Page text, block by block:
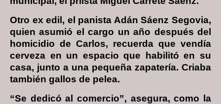
Otro ex edil, el panista Adán Sáenz Segovia,
quien asumió el cargo un año después del
homicidio de Carlos, recuerda que vendía
cerveza en un espacio que habilitó en su
casa, junto a una pequeña zapatería. Criaba
también gallos de pelea.
“Se dedicó al comercio”, asegura, como la